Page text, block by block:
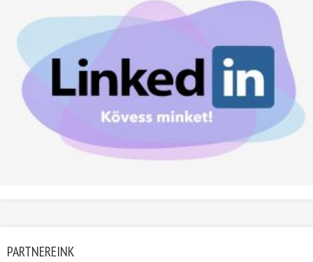
PARTNEREINK